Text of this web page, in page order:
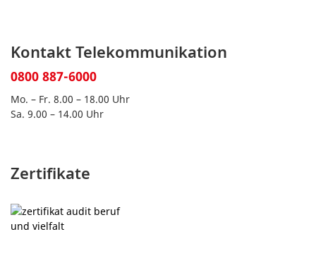
Kontakt Telekommunikation
0800 887-6000
Mo. – Fr. 8.00 – 18.00 Uhr
Sa. 9.00 – 14.00 Uhr
Zertifikate